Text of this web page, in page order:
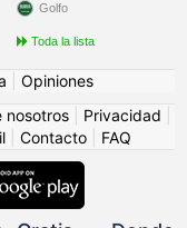
Golfo
Toda la lista
Opiniones
nosotros Privacidad
Contacto FAQ